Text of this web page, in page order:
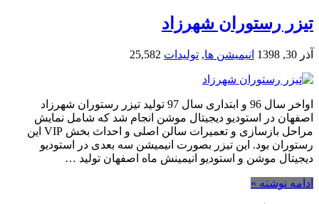
تیزر رستوران شهرزاد
آذر 30, 1398 انیمیشن ها, تولیدات 25,582
اواخر سال 96 و ابتداری سال 97 تولید تیزر رستوران شهرزاد
اصفهان در استودیو دیجیتال موشن انجام شد که شامل نمایش
مراحل بازسازی و تعمیرات سالن اصلی و احداث بخش VIP این
رستوران بود. این تیزر بصورت انیمیشن سه بعدی در استودیو
دیجیتال موشن و استودیو انیمینش ماه اصفهان تولید …
ادامه نوشته »